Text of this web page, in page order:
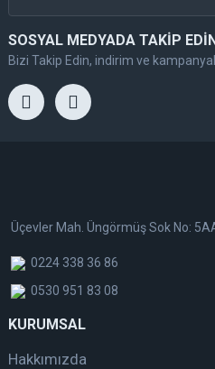
SOSYAL MEDYADA TAKİP
Bizi Takip Edin, indirim ve
Üçevler Mah. Üngörmüş Sok No:
0224 338 36 86
0530 951 83 08
KURUMSAL
Hakkımızda